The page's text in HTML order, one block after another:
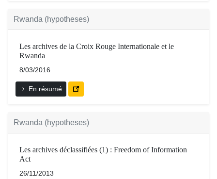
Rwanda (hypotheses)
Les archives de la Croix Rouge Internationale et le
Rwanda
8/03/2016
En résumé
Rwanda (hypotheses)
Les archives déclassifiées (1) : Freedom of Information
Act
26/11/2013